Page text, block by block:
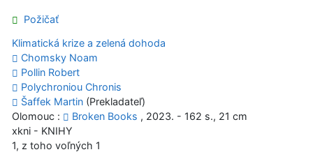
Požičať
Klimatická krize a zelená dohoda
Chomsky Noam
Pollin Robert
Polychroniou Chronis
Šaffek Martin (Prekladateľ)
Olomouc :
Broken Books , 2023. - 162 s., 21 cm
xkni - KNIHY
1, z toho voľných 1